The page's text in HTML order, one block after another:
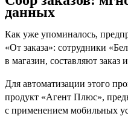
данных
Как уже упоминалось,
«От заказа»: сотрудники
в магазин, составляют заказ
Для автоматизации этого
продукт «Агент Плюс»,
с применением мобильных